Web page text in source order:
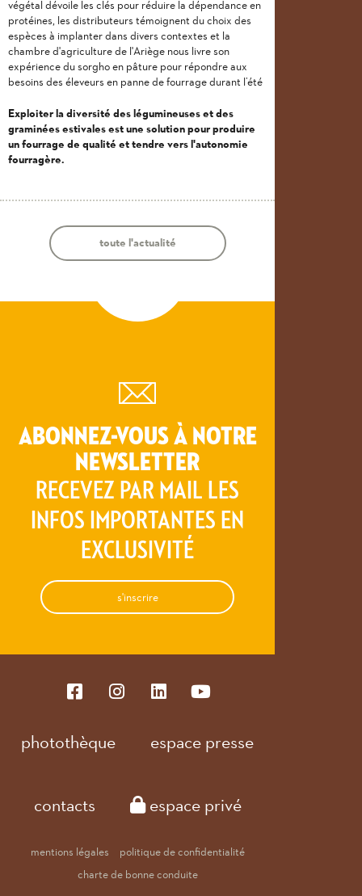
végétal dévoile les clés pour réduire la dépendance en
protéines, les distributeurs témoignent du choix des
espèces à implanter dans divers contextes et la
chambre d'agriculture de l'Ariège nous livre son
expérience du sorgho en pâture pour répondre aux
besoins des éleveurs en panne de fourrage durant l’été
Exploiter la diversité des légumineuses et des
graminées estivales est une solution pour produire
un fourrage de qualité et tendre vers l'autonomie
fourragère.
toute l'actualité
ABONNEZ-VOUS À NOTRE
NEWSLETTER
RECEVEZ PAR MAIL LES
INFOS IMPORTANTES EN
EXCLUSIVITÉ
s'inscrire
photothèque espace presse
contacts espace privé
mentions légales
politique de confidentialité
charte de bonne conduite